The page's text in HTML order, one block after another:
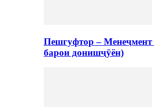
Пешгуфтор – Менеҷмент
барои донишҷӯён)